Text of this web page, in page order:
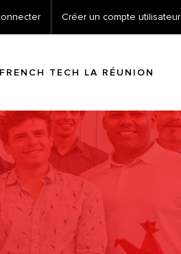
Créer un compte utilisateur
TECH LA RÉUNION